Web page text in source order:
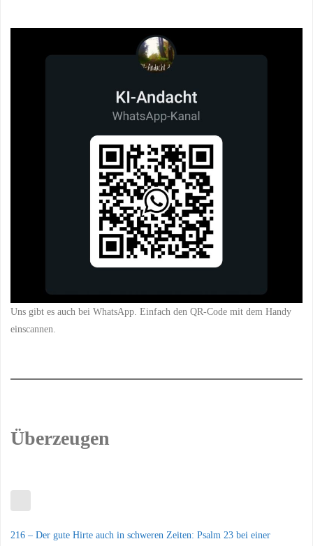
Uns gibt es auch bei WhatsApp. Einfach den QR-Code mit dem Handy
einscannen.
Überzeugen
216 – Der gute Hirte auch in schweren Zeiten: Psalm 23 bei einer